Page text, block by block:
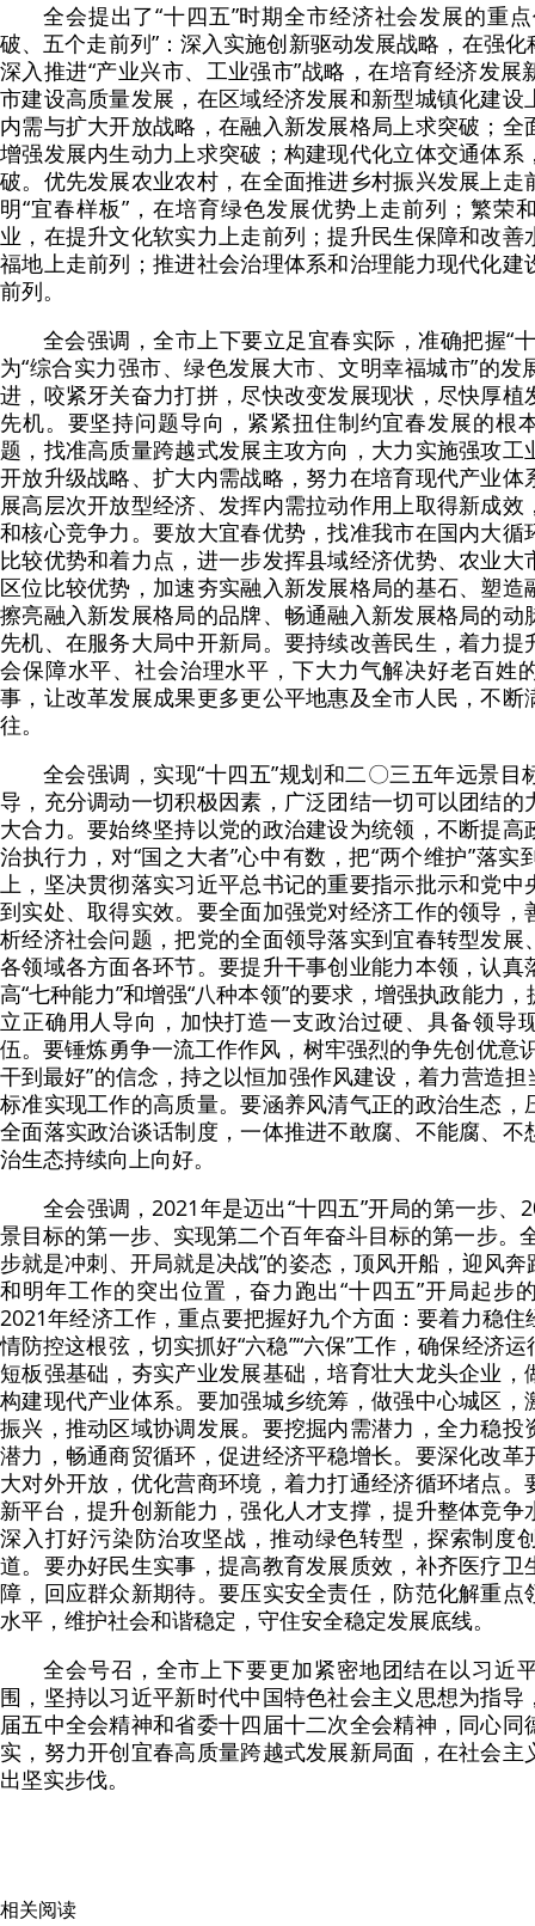
全会提出了“十四五”时期全市经济社会发展的重
破、五个走前列”：深入实施创新驱动发展战略，在强
深入推进“产业兴市、工业强市”战略，在培育经济发
市建设高质量发展，在区域经济发展和新型城镇化建设
内需与扩大开放战略，在融入新发展格局上求突破；全
增强发展内生动力上求突破；构建现代化立体交通体系
破。优先发展农业农村，在全面推进乡村振兴发展上走
明“宜春样板”，在培育绿色发展优势上走前列；繁荣
业，在提升文化软实力上走前列；提升民生保障和改善
福地上走前列；推进社会治理体系和治理能力现代化建
前列。
全会强调，全市上下要立足宜春实际，准确把握“
为“综合实力强市、绿色发展大市、文明幸福城市”的
进，咬紧牙关奋力打拼，尽快改变发展现状，尽快厚植
先机。要坚持问题导向，紧紧扭住制约宜春发展的根
题，找准高质量跨越式发展主攻方向，大力实施强攻工
开放升级战略、扩大内需战略，努力在培育现代产业体
展高层次开放型经济、发挥内需拉动作用上取得新成
和核心竞争力。要放大宜春优势，找准我市在国内大循
比较优势和着力点，进一步发挥县域经济优势、农业大
区位比较优势，加速夯实融入新发展格局的基石、塑造
擦亮融入新发展格局的品牌、畅通融入新发展格局的动
先机、在服务大局中开新局。要持续改善民生，着力提
会保障水平、社会治理水平，下大力气解决好老百姓
事，让改革发展成果更多更公平地惠及全市人民，不断
往。
全会强调，实现“十四五”规划和二〇三五年远景
导，充分调动一切积极因素，广泛团结一切可以团结的
大合力。要始终坚持以党的政治建设为统领，不断提高
治执行力，对“国之大者”心中有数，把“两个维护”落
上，坚决贯彻落实习近平总书记的重要指示批示和党中
到实处、取得实效。要全面加强党对经济工作的领导，
析经济社会问题，把党的全面领导落实到宜春转型发展
各领域各方面各环节。要提升干事创业能力本领，认真
高“七种能力”和增强“八种本领”的要求，增强执政能力
立正确用人导向，加快打造一支政治过硬、具备领导
伍。要锤炼勇争一流工作作风，树牢强烈的争先创优意
干到最好”的信念，持之以恒加强作风建设，着力营造
标准实现工作的高质量。要涵养风清气正的政治生态，
全面落实政治谈话制度，一体推进不敢腐、不能腐、不
治生态持续向上向好。
全会强调，2021年是迈出“十四五”开局的第一步、
景目标的第一步、实现第二个百年奋斗目标的第一步。
步就是冲刺、开局就是决战”的姿态，顶风开船，迎风
和明年工作的突出位置，奋力跑出“十四五”开局起步
2021年经济工作，重点要把握好九个方面：要着力稳
情防控这根弦，切实抓好“六稳”“六保”工作，确保经济
短板强基础，夯实产业发展基础，培育壮大龙头企业，
构建现代产业体系。要加强城乡统筹，做强中心城区，
振兴，推动区域协调发展。要挖掘内需潜力，全力稳投
潜力，畅通商贸循环，促进经济平稳增长。要深化改革
大对外开放，优化营商环境，着力打通经济循环堵点。
新平台，提升创新能力，强化人才支撑，提升整体竞争
深入打好污染防治攻坚战，推动绿色转型，探索制度
道。要办好民生实事，提高教育发展质效，补齐医疗卫
障，回应群众新期待。要压实安全责任，防范化解重点
水平，维护社会和谐稳定，守住安全稳定发展底线。
全会号召，全市上下要更加紧密地团结在以习近
围，坚持以习近平新时代中国特色社会主义思想为指导
届五中全会精神和省委十四届十二次全会精神，同心
实，努力开创宜春高质量跨越式发展新局面，在社会主
出坚实步伐。
相关阅读